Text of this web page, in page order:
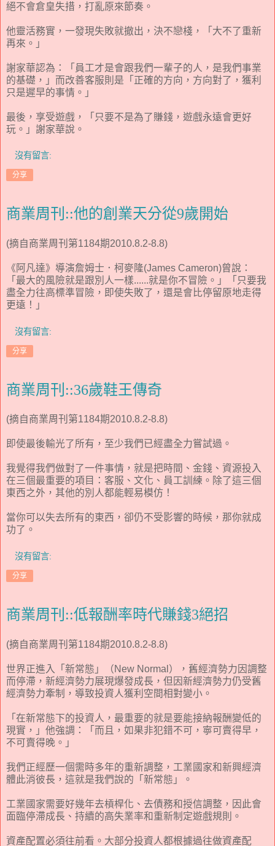
絕不會倉皇失措，打亂原來節奏。
他靈活務實，一發現失敗就撤出，決不戀棧，「大不了重新
再來。」
謝家華認為：「員工才是會跟我們一輩子的人，是我們事業
的基礎，」而改善客服則是「正確的方向，方向對了，獲利
只是遲早的事情。」
最後，享受遊戲，「只要不是為了賺錢，遊戲永遠會更好
玩。」謝家華說。
沒有留言:
分享
商業周刊::他的創業天分從9歲開始
(摘自商業周刊第1184期2010.8.2-8.8)
《阿凡達》導演詹姆士．柯麥隆(James Cameron)曾說：
「最大的風險就是跟別人一樣......就是你不冒險。」「只要我
盡全力往高標準冒險，即使失敗了，還是會比停留原地走得
更遠！」
沒有留言:
分享
商業周刊::36歲鞋王傳奇
(摘自商業周刊第1184期2010.8.2-8.8)
即使最後輸光了所有，至少我們已經盡全力嘗試過。
我覺得我們做對了一件事情，就是把時間、金錢、資源投入
在三個最重要的項目：客服、文化、員工訓練。除了這三個
東西之外，其他的別人都能輕易模仿！
當你可以失去所有的東西，卻仍不受影響的時候，那你就成
功了。
沒有留言:
分享
商業周刊::低報酬率時代賺錢3絕招
(摘自商業周刊第1184期2010.8.2-8.8)
世界正進入「新常態」（New Normal），舊經濟勢力因調整
而停滯，新經濟勢力展現爆發成長，但因新經濟勢力仍受舊
經濟勢力牽制，導致投資人獲利空間相對變小。
「在新常態下的投資人，最重要的就是要能接納報酬變低的
現實，」他強調：「而且，如果非犯錯不可，寧可賣得早，
不可賣得晚。」
我們正經歷一個需時多年的重新調整，工業國家和新興經濟
體此消彼長，這就是我們說的「新常態」。
工業國家需要好幾年去槓桿化、去債務和授信調整，因此會
面臨停滯成長、持續的高失業率和重新制定遊戲規則。
資產配置必須往前看。大部分投資人都根據過往做資產配